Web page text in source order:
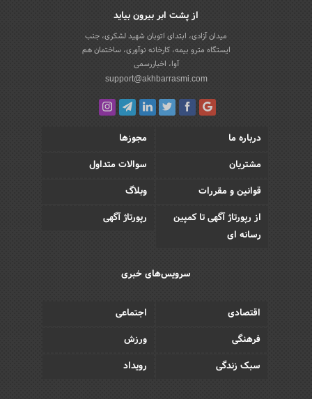
از پشت ابر بیرون بیاید
میدان آزادی، ابتدای اتوبان شهید لشکری، جنب
ایستگاه مترو بیمه، کارخانه نوآوری، ساختمان هم
آوا، اخباررسمی
support@akhbarrasmi.com
درباره ما
مجوزها
مشتریان
سوالات متداول
قوانین و مقررات
وبلاگ
از رپورتاژ آگهی تا کمپین
رسانه ای
رپورتاژ آگهی
سرویس‌های خبری
اقتصادی
اجتماعی
فرهنگی
ورزش
سبک زندگی
رویداد